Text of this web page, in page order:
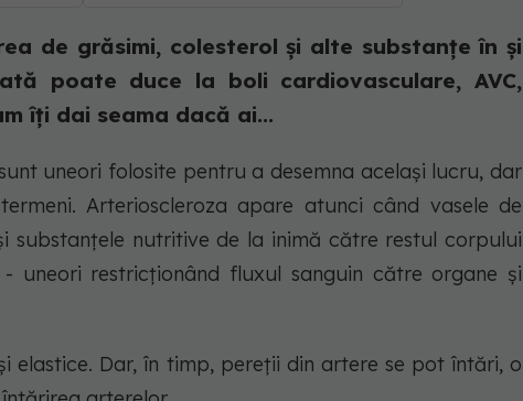
de grăsimi, colesterol și alte substanțe în și
poate duce la boli cardiovasculare, AVC,
îți dai seama dacă ai...
uneori folosite pentru a desemna același lucru, dar
Arterioscleroza apare atunci când vasele de
substanțele nutritive de la inimă către restul corpului
uneori restricționând fluxul sanguin către organe și
elastice. Dar, în timp, pereții din artere se pot întări, o